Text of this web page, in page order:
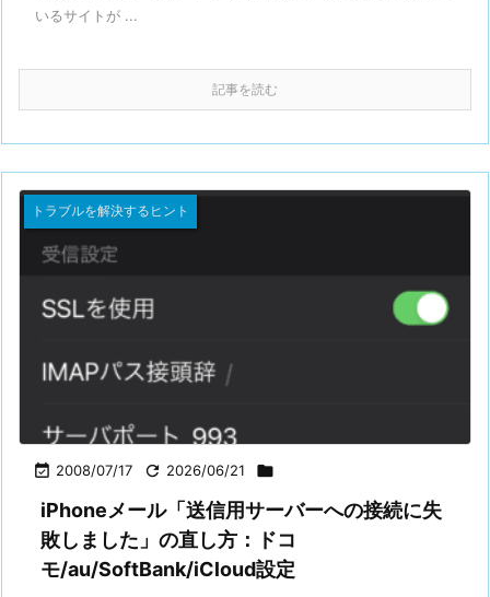
いるサイトが ...
記事を読む
 2008/07/17  2026/06/21 
トラブルを解決するヒント
iPhoneメール「送信用サーバーへの接続に失
敗しました」の直し方：ドコ
モ/au/SoftBank/iCloud設定